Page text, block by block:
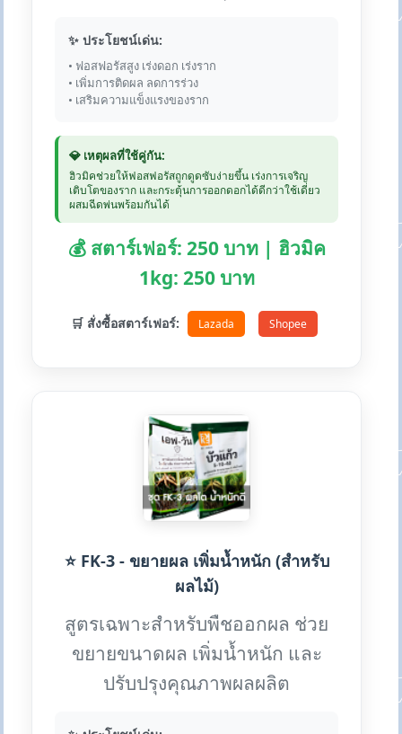
✨ ประโยชน์เด่น:
• ฟอสฟอรัสสูง เร่งดอก เร่งราก
• เพิ่มการติดผล ลดการร่วง
• เสริมความแข็งแรงของราก
💎 เหตุผลที่ใช้คู่กัน:
ฮิวมิคช่วยให้ฟอสฟอรัสถูกดูดซับง่ายขึ้น เร่งการเจริญ
เติบโตของราก และกระตุ้นการออกดอกได้ดีกว่าใช้เดี่ยว
ผสมฉีดพ่นพร้อมกันได้
💰 สตาร์เฟอร์: 250 บาท | ฮิวมิค
1kg: 250 บาท
🛒 สั่งซื้อสตาร์เฟอร์: Lazada Shopee
⭐ FK-3 - ขยายผล เพิ่มน้ำหนัก (สำหรับ
ผลไม้)
สูตรเฉพาะสำหรับพืชออกผล ช่วย
ขยายขนาดผล เพิ่มน้ำหนัก และ
ปรับปรุงคุณภาพผลผลิต